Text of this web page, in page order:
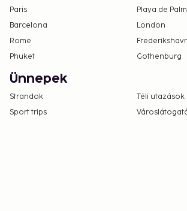
Paris
Playa de
Barcelona
London
Rome
Phuket
Gothenburg
Ünnepek
Strandok
Téli utazások
Sport trips